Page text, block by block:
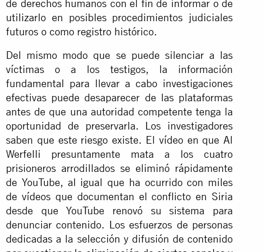
de derechos humanos con el fin de informar o de
utilizarlo en posibles procedimientos judiciales
futuros o como registro histórico.
Del mismo modo que se puede silenciar a las
víctimas o a los testigos, la información
fundamental para llevar a cabo investigaciones
efectivas puede desaparecer de las plataformas
antes de que una autoridad competente tenga la
oportunidad de preservarla. Los investigadores
saben que este riesgo existe. El vídeo en que Al
Werfelli presuntamente mata a los cuatro
prisioneros arrodillados se eliminó rápidamente
de YouTube, al igual que ha ocurrido con miles
de vídeos que documentan el conflicto en Siria
desde que YouTube renovó su sistema para
denunciar contenido. Los esfuerzos de personas
dedicadas a la selección y difusión de contenido